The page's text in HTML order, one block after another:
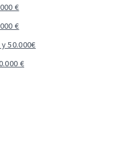
€
€
50.000€
€